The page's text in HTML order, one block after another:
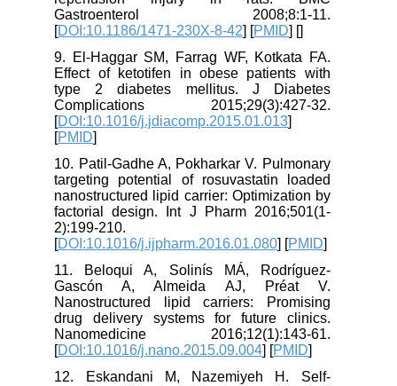
Gastroenterol 2008;8:1-11.
[DOI:10.1186/1471-230X-8-42] [PMID] [
9. El-Haggar SM, Farrag WF, Kotkata FA.
Effect of ketotifen in obese patients with
type 2 diabetes mellitus. J Diabetes
Complications 2015;29(3):427-32.
[DOI:10.1016/j.jdiacomp.2015.01.013
[PMID
10. Patil-Gadhe A, Pokharkar V. Pulmonary
targeting potential of rosuvastatin loaded
nanostructured lipid carrier: Optimization by
factorial design. Int J Pharm 2016;501(1-
2):199-210.
[DOI:10.1016/j.ijpharm.2016.01.080] [PMID
11. Beloqui A, Solinís MÁ, Rodríguez-
Gascón A, Almeida AJ, Préat V.
Nanostructured lipid carriers: Promising
drug delivery systems for future clinics.
Nanomedicine 2016;12(1):143-61.
[DOI:10.1016/j.nano.2015.09.004] [PMID
12. Eskandani M, Nazemiyeh H. Self-